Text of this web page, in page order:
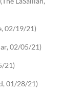
02/19/21)
02/05/21)
21)
01/28/21)